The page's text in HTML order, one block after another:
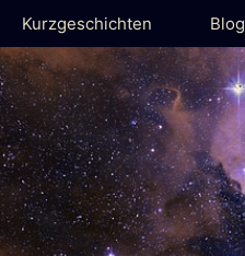
Kurzgeschichten Blog